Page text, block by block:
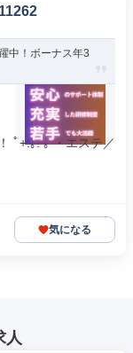
中！ボーナス年3
ﾟ+:｡. ｡ ・エステ／
気になる
人